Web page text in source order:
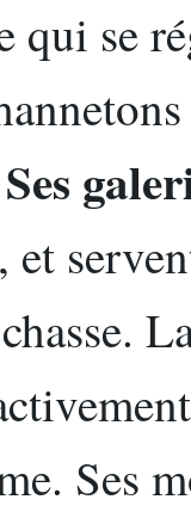
qui se
Ses
, et
Ses